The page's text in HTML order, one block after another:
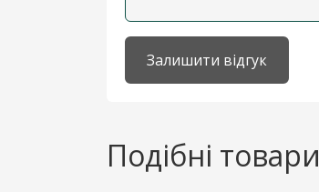
Залишити відгук
Подібні товари